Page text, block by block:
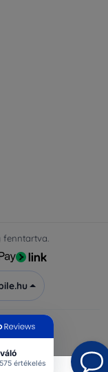
értékelés
fenntartva.